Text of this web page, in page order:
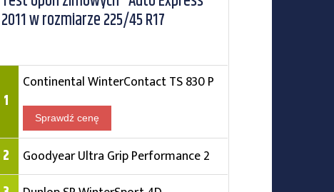
2011 w rozmiarze 225/45 R17
1
Continental WinterContact TS 830 P
Sprawdź cenę
2 Goodyear Ultra Grip Performance 2